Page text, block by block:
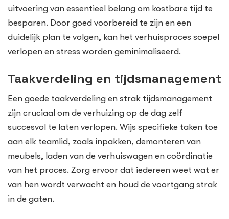
uitvoering van essentieel belang om kostbare tijd te
besparen. Door goed voorbereid te zijn en een
duidelijk plan te volgen, kan het verhuisproces soepel
verlopen en stress worden geminimaliseerd.
Taakverdeling en tijdsmanagement
Een goede taakverdeling en strak tijdsmanagement
zijn cruciaal om de verhuizing op de dag zelf
succesvol te laten verlopen. Wijs specifieke taken toe
aan elk teamlid, zoals inpakken, demonteren van
meubels, laden van de verhuiswagen en coördinatie
van het proces. Zorg ervoor dat iedereen weet wat er
van hen wordt verwacht en houd de voortgang strak
in de gaten.